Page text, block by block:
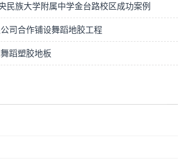
民族大学附属中学金台路校区成功案例
司合作铺设舞蹈地胶工程
蹈塑胶地板